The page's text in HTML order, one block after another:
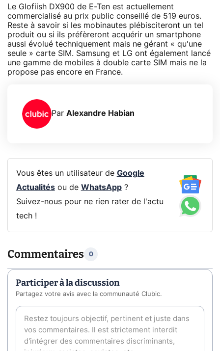
Le Glofiish DX900 de E-Ten est actuellement
commercialisé au prix public conseillé de 519 euros.
Reste à savoir si les mobinautes plébisciteront un tel
produit ou si ils préfèreront acquérir un smartphone
aussi évolué techniquement mais ne gérant « qu'une
seule » carte SIM. Samsung et LG ont également lancé
une gamme de mobiles à double carte SIM mais ne la
propose pas encore en France.
Par Alexandre Habian
Vous êtes un utilisateur de Google
Actualitésou de WhatsApp?
Suivez-nous pour ne rien rater de l'actu
tech !
Commentaires 0
Participer à la discussion
Partagez votre avis avec la communauté Clubic.